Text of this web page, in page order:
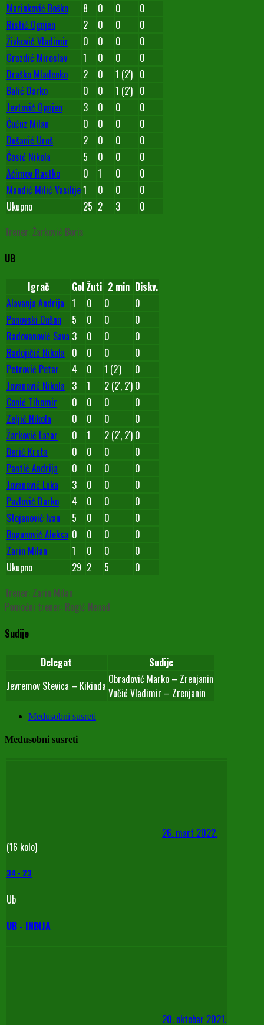
Marinković Boško
8 0 0
0
Ristić Ognjen
2 0 0
0
Živković Vladimir
0 0 0
0
Grozdić Miroslav
1 0 0
0
Draško Mladenko
2 0 1 (2') 0
Balić Darko
0 0 1 (2') 0
Jevtović Ognjen
3 0 0
0
Ćućuz Milan
0 0 0
0
Dušanić Uroš
2 0 0
0
Ćosić Nikola
5 0 0
0
Aćimov Rastko
0 1 0
0
Mandić Milić Vasilije1 0 0
0
Ukupno
25 2 3
0
Trener: Žarković Boris
UB
Igrač GolŽuti 2 min Diskv.
Alavanja Andrija 1 0 0
0
Panovski Dušan
5 0 0
0
Radovanović Sava 3 0 0
0
Radojičić Nikola 0 0 0
0
Petrović Petar
4 0 1 (2')
0
Jovanović Nikola 3 1 2 (2', 2') 0
Conić Tihomir
0 0 0
0
Zeljić Nikola
0 0 0
0
Žarković Lazar
0 1 2 (2', 2') 0
Đerić Krsta
0 0 0
0
Pantić Andrija
0 0 0
0
Jovanović Luka
3 0 0
0
Pavlović Darko
4 0 0
0
Stojanović Ivan
5 0 0
0
Bogunović Aleksa 0 0 0
0
Zarin Milan
1 0 0
0
Ukupno
29 2 5
0
Trener: Zarin Milan
Pomoćni trener: Rogić Nenad
Sudije
Delegat
Sudije
Jevremov Stevica – Kikinda Obradović Marko – Zrenjanin
Vučić Vladimir – Zrenjanin
Međusobni susreti
Međusobni susreti
26. mart 2022.
(16 kolo)
34 - 23
Ub
UB - INĐIJA
20. oktobar 2021.